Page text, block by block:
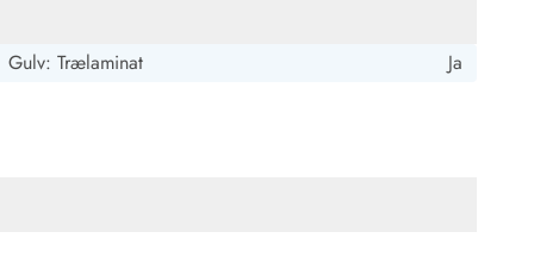
Gulv: Trælaminat Ja